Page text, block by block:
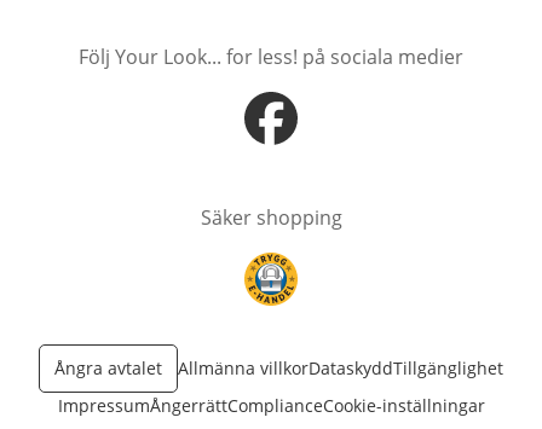
Följ Your Look... for less! på sociala medier
öppnas i nytt fönster
Säker shopping
öppnas i nytt fönster
Ångra avtalet Allmänna villkorDataskyddTillgänglighet
ImpressumÅngerrättComplianceCookie-inställningar